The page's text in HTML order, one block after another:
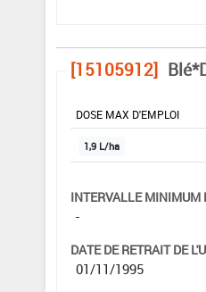
[15105912]
DOSE MAX D'EMPLOI
1,9 L/ha
INTERVALLE MINIMUM
-
DATE DE RETRAIT DE
01/11/1995